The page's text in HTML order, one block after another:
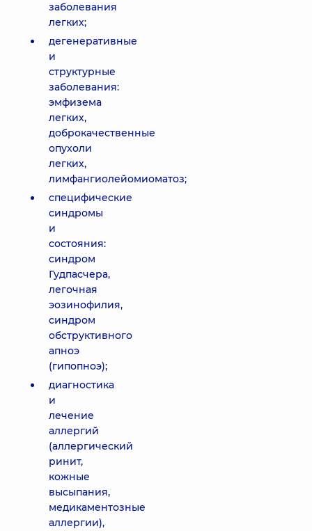
заболевания
легких;
дегенеративные
и
структурные
заболевания:
эмфизема
легких,
доброкачественные
опухоли
легких,
лимфангиолейомиоматоз;
специфические
синдромы
и
состояния:
синдром
Гудпасчера,
легочная
эозинофилия,
синдром
обструктивного
апноэ
(гипопноэ);
диагностика
и
лечение
аллергий
(аллергический
ринит,
кожные
высыпания,
медикаментозные
аллергии),